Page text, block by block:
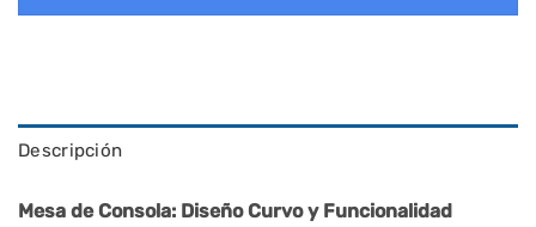
Descripción
Mesa de Consola: Diseño Curvo y Funcionalidad